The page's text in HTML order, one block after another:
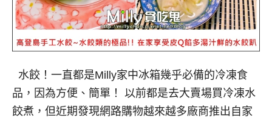
水餃！一直都是Milly家中冰箱幾乎必備的冷凍食
品，因為方便、簡單！ 以前都是去大賣場買冷凍水
餃煮，但近期發現網路購物越來越多廠商推出自家